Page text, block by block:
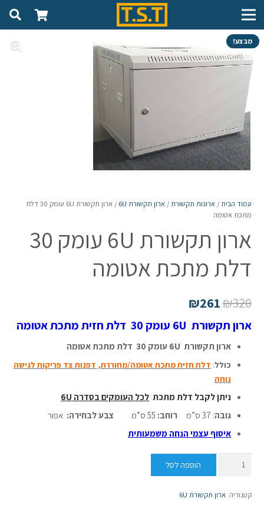
מבצע!
עמוד הבית/ ארונות תקשורת/ ארון תקשורת 6U
/ ארון תקשורת 6U עומק 30 דלת
מתכת אטומה
ארון תקשורת 6U עומק 30
דלת מתכת אטומה
₪320
₪261
ארון תקשורת 6U עומק 30 דלת חזית מתכת אטומה
ארון תקשורת 6U עומק 30 דלת מתכת אטומה
כולל: דלת חזית מתכת אטומה/מחוררת, דפנות צד פריקות לגישה
נוחה
ניתן לקבל דלת מתכת לכל העומקים בסדרה 6U
גובה: 37 ס”מ רוחב: צבע לבחירה: אפור
איסוף עצמי הנחה משמעותית
כמות
תקשורת
הוספה לסל
קטגוריה: ארון תקשורת 6U